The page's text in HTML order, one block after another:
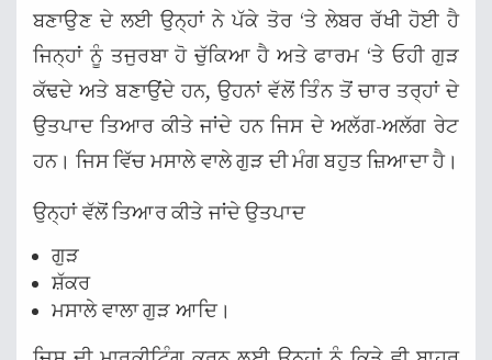
ਬਣਾਉਣ ਦੇ ਲਈ ਉਨ੍ਹਾਂ ਨੇ ਪੱਕੇ ਤੋਰ ‘ਤੇ ਲੇਬਰ ਰੱਖੀ ਹੋਈ ਹੈ
ਜਿਨ੍ਹਾਂ ਨੂੰ ਤਜੁਰਬਾ ਹੋ ਚੁੱਕਿਆ ਹੈ ਅਤੇ ਫਾਰਮ ‘ਤੇ ਓਹੀ ਗੁੜ
ਕੱਢਦੇ ਅਤੇ ਬਣਾਉਂਦੇ ਹਨ, ਉਹਨਾਂ ਵੱਲੋਂ ਤਿੰਨ ਤੋਂ ਚਾਰ ਤਰ੍ਹਾਂ ਦੇ
ਉਤਪਾਦ ਤਿਆਰ ਕੀਤੇ ਜਾਂਦੇ ਹਨ ਜਿਸ ਦੇ ਅਲੱਗ-ਅਲੱਗ ਰੇਟ
ਹਨ। ਜਿਸ ਵਿੱਚ ਮਸਾਲੇ ਵਾਲੇ ਗੁੜ ਦੀ ਮੰਗ ਬਹੁਤ ਜ਼ਿਆਦਾ ਹੈ।
ਉਨ੍ਹਾਂ ਵੱਲੋਂ ਤਿਆਰ ਕੀਤੇ ਜਾਂਦੇ ਉਤਪਾਦ
ਗੁੜ
ਸ਼ੱਕਰ
ਮਸਾਲੇ ਵਾਲਾ ਗੁੜ ਆਦਿ।